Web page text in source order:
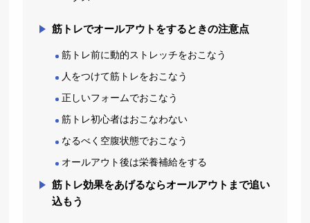
筋トレでオールアウトをするときの注意点
筋トレ前に動的ストレッチをおこなう
人をつけて筋トレをおこなう
正しいフォームでおこなう
筋トレ初心者はおこなわない
なるべく空腹状態でおこなう
オールアウト後は栄養補給をする
筋トレ効果をあげるならオールアウトまで追い
込もう